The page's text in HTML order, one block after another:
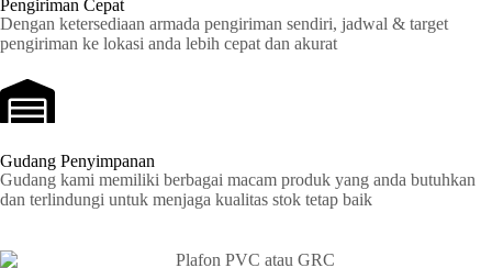
Pengiriman Cepat
Dengan ketersediaan armada pengiriman sendiri, jadwal & target
pengiriman ke lokasi anda lebih cepat dan akurat
Gudang Penyimpanan
Gudang kami memiliki berbagai macam produk yang anda butuhkan
dan terlindungi untuk menjaga kualitas stok tetap baik